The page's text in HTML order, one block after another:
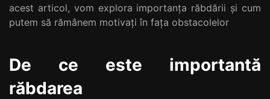
acest articol, vom explora importanța răbdării și cum
putem să rămânem motivați în fața obstacolelor
De ce este importantă
răbdarea